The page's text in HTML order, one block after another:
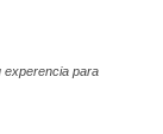
experencia para